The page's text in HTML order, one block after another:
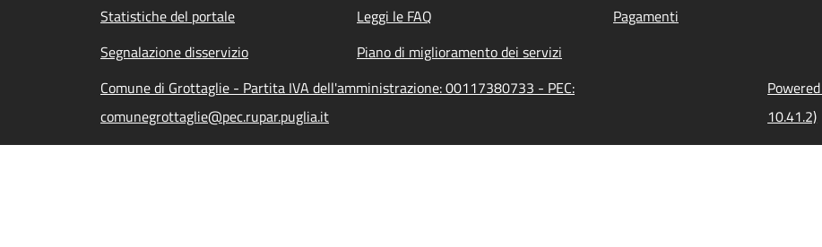
Statistiche del portale
Leggi le FAQ Pagamenti
Segnalazione disservizio
Piano di miglioramento dei servizi
Comune di Grottaglie - Partita IVA dell'amministrazione: 00117380733 - PEC:
comunegrottaglie@pec.rupar.puglia.it
10.41.2)